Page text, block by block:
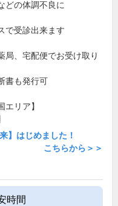
どの体調不良に
で受診出来ます
局、宅配便でお受け取り
書も発行可
エリア】
】はじめました！
こちらから＞＞
時間